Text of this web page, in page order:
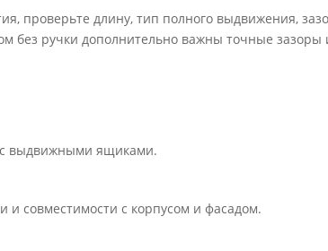
проверьте длину, тип полного выдвижения,
без ручки дополнительно важны точные зазоры
с выдвижными ящиками.
и совместимости с корпусом и фасадом.